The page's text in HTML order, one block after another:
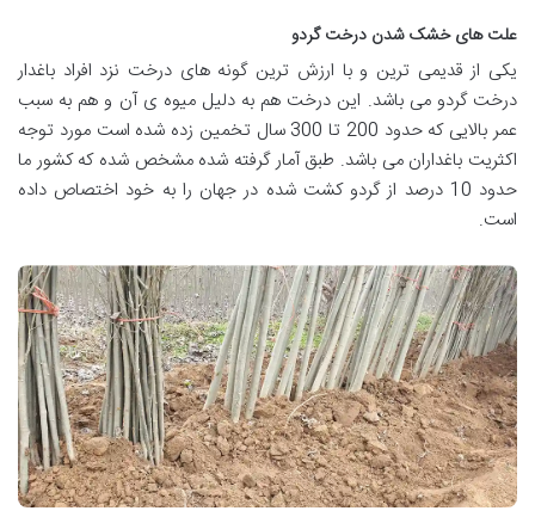
علت های خشک شدن درخت گردو
یکی از قدیمی ترین و با ارزش ترین گونه های درخت نزد افراد باغدار
درخت گردو می باشد. این درخت هم به دلیل میوه ی آن و هم به سبب
عمر بالایی که حدود 200 تا 300 سال تخمین زده شده است مورد توجه
اکثریت باغداران می باشد. طبق آمار گرفته شده مشخص شده که کشور ما
حدود 10 درصد از گردو کشت شده در جهان را به خود اختصاص داده
است.